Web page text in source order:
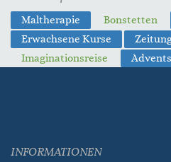
Maltherapie Bonstetten
Erwachsene Kurse
Imaginationsreise
INFORMATIONEN